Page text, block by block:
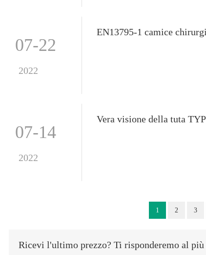
07-22
2022
EN13795-1 camice
07-14
2022
Vera visione della tuta
1 2 3
Ricevi l'ultimo prezzo? Ti risponderemo al più